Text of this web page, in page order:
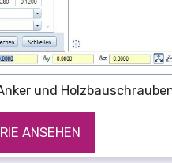
und
ANSEHEN